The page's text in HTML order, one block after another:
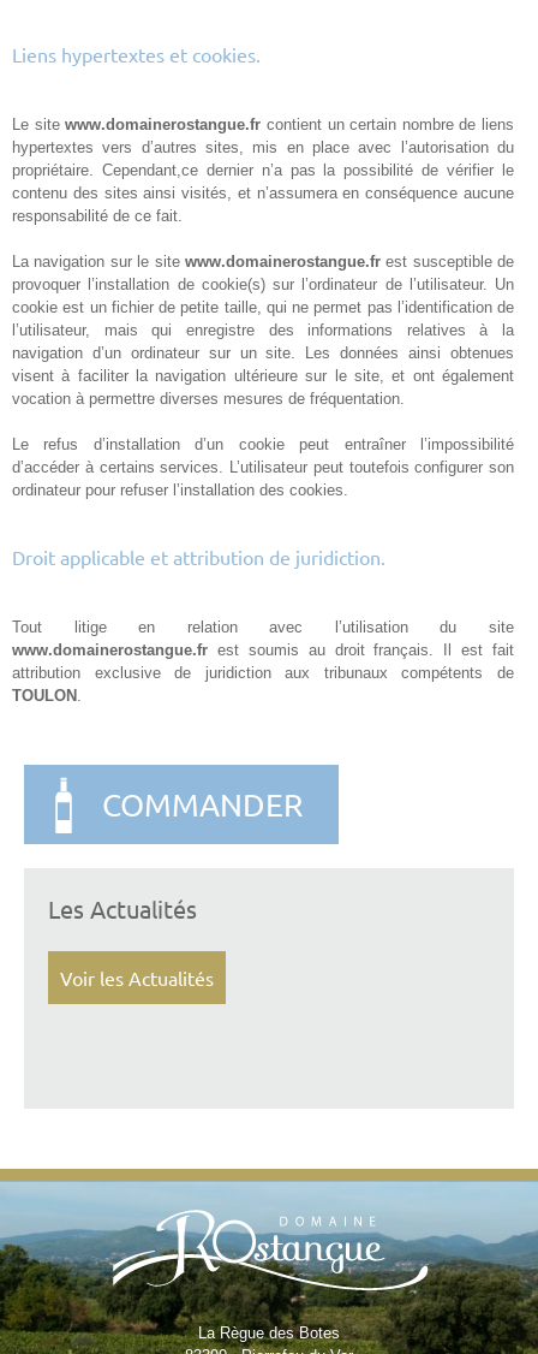
Liens hypertextes et cookies.
Le sitewww.domainerostangue.fr contient un certain nombre de liens
hypertextes vers d’autres sites, mis en place avec l’autorisation du
propriétaire. Cependant,ce dernier n’a pas la possibilité de vérifier le
contenu des sites ainsi visités, et n’assumera en conséquence aucune
responsabilité de ce fait.
La navigation sur le site www.domainerostangue.frest susceptible de
provoquer l’installation de cookie(s) sur l’ordinateur de l’utilisateur. Un
cookie est un fichier de petite taille, qui ne permet pas l’identification de
l’utilisateur, mais qui enregistre des informations relatives à la
navigation d’un ordinateur sur un site. Les données ainsi obtenues
visent à faciliter la navigation ultérieure sur le site, et ont également
vocation à permettre diverses mesures de fréquentation.
Le refus d’installation d’un cookie peut entraîner l’impossibilité
d’accéder à certains services. L’utilisateur peut toutefois configurer son
ordinateur pour refuser l’installation des cookies.
Droit applicable et attribution de juridiction.
Tout litige en relation avec l’utilisation du site
www.domainerostangue.fr est soumis au droit français. Il est fait
attribution exclusive de juridiction aux tribunaux compétents de
TOULON
COMMANDER
Les Actualités
Voir les Actualités
La Règue des Botes